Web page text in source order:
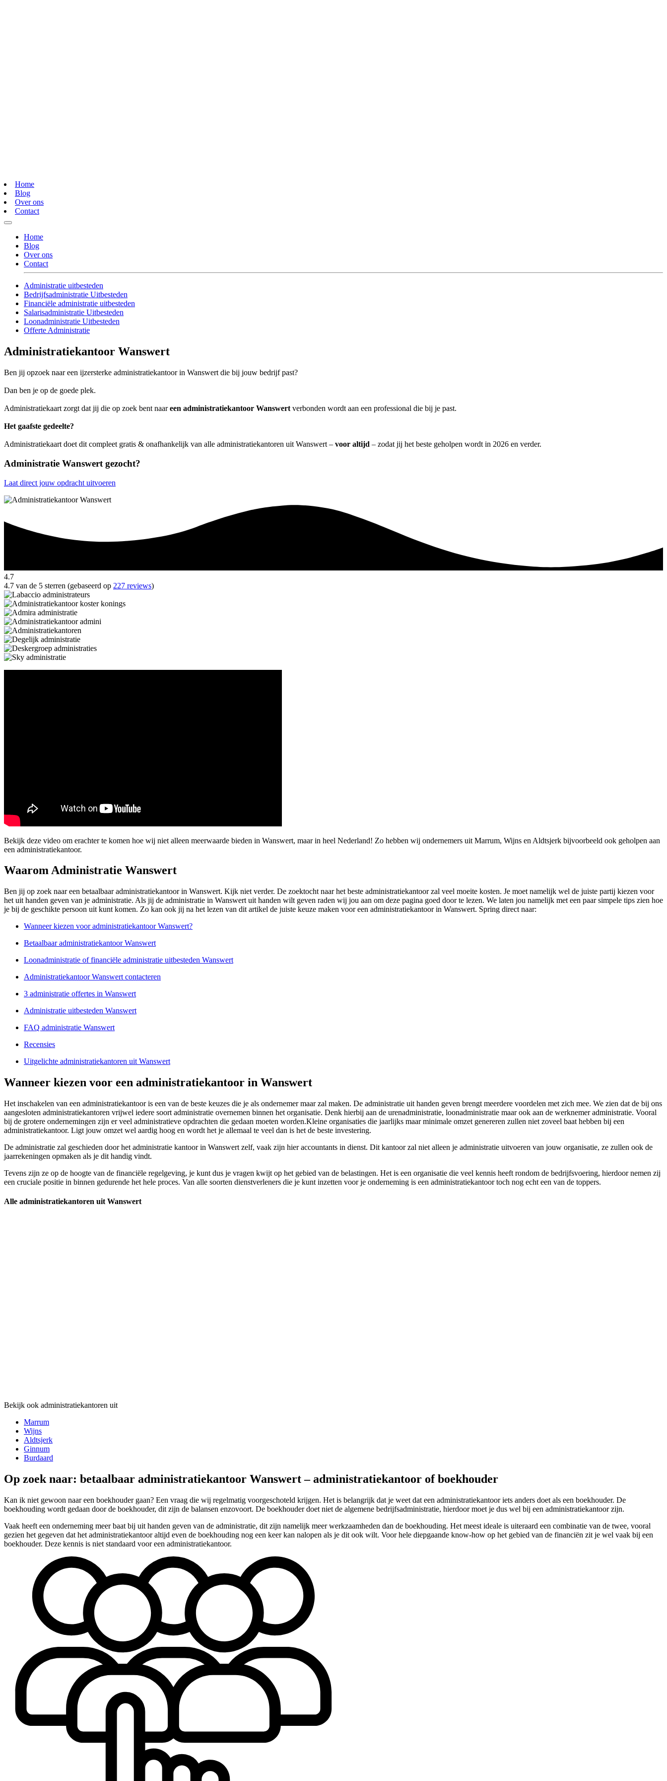
Home
Blog
Over ons
Contact
Home
Blog
Over ons
Contact
Administratie uitbesteden
Bedrijfsadministratie Uitbesteden
Financiële administratie uitbesteden
Salarisadministratie Uitbesteden
Loonadministratie Uitbesteden
Offerte Administratie
Administratiekantoor Wanswert
Ben jij opzoek naar een ijzersterke administratiekantoor in Wanswert die bij jouw bedrijf past?
Dan ben je op de goede plek.
Administratiekaart zorgt dat jij die op zoek bent naareen administratiekantoor Wanswert verbonden wordt aan een professional die bij je past.
Het gaafste gedeelte?
Administratiekaart doet dit compleet gratis & onafhankelijk van alle administratiekantoren uit Wanswert – voor altijd – zodat jij het beste geholpen wordt in 2026 en verder.
Administratie Wanswert gezocht?
Laat direct jouw opdracht uitvoeren
4.7
4.7 van de 5 sterren (gebaseerd op 227 reviews)
Bekijk deze video om erachter te komen hoe wij niet alleen meerwaarde bieden in Wanswert, maar in heel Nederland! Zo hebben wij ondernemers uit Marrum, Wijns en Aldtsjerk bijvoorbeeld ook geholpen aan
een administratiekantoor.
Waarom Administratie Wanswert
Ben jij op zoek naar een betaalbaar administratiekantoor in Wanswert. Kijk niet verder. De zoektocht naar het beste administratiekantoor zal veel moeite kosten. Je moet namelijk wel de juiste partij kiezen voor
het uit handen geven van je administratie. Als jij de administratie in Wanswert uit handen wilt geven raden wij jou aan om deze pagina goed door te lezen. We laten jou namelijk met een paar simpele tips zien hoe
je bij de geschikte persoon uit kunt komen. Zo kan ook jij na het lezen van dit artikel de juiste keuze maken voor een administratiekantoor in Wanswert. Spring direct naar:
Wanneer kiezen voor administratiekantoor Wanswert?
Betaalbaar administratiekantoor Wanswert
Loonadministratie of financiële administratie uitbesteden Wanswert
Administratiekantoor Wanswert contacteren
3 administratie offertes in Wanswert
Administratie uitbesteden Wanswert
FAQ administratie Wanswert
Recensies
Uitgelichte administratiekantoren uit Wanswert
Wanneer kiezen voor een administratiekantoor in Wanswert
Het inschakelen van een administratiekantoor is een van de beste keuzes die je als ondernemer maar zal maken. De administratie uit handen geven brengt meerdere voordelen met zich mee. We zien dat de bij ons
aangesloten administratiekantoren vrijwel iedere soort administratie overnemen binnen het organisatie. Denk hierbij aan de urenadministratie, loonadministratie maar ook aan de werknemer administratie. Vooral
bij de grotere ondernemingen zijn er veel administratieve opdrachten die gedaan moeten worden.Kleine organisaties die jaarlijks maar minimale omzet genereren zullen niet zoveel baat hebben bij een
administratiekantoor. Ligt jouw omzet wel aardig hoog en wordt het je allemaal te veel dan is het de beste investering.
De administratie zal geschieden door het administratie kantoor in Wanswert zelf, vaak zijn hier accountants in dienst. Dit kantoor zal niet alleen je administratie uitvoeren van jouw organisatie, ze zullen ook de
jaarrekeningen opmaken als je dit handig vindt.
Tevens zijn ze op de hoogte van de financiële regelgeving, je kunt dus je vragen kwijt op het gebied van de belastingen. Het is een organisatie die veel kennis heeft rondom de bedrijfsvoering, hierdoor nemen zij
een cruciale positie in binnen gedurende het hele proces. Van alle soorten dienstverleners die je kunt inzetten voor je onderneming is een administratiekantoor toch nog echt een van de toppers.
Alle administratiekantoren uit Wanswert
Bekijk ook administratiekantoren uit
Marrum
Wijns
Aldtsjerk
Ginnum
Burdaard
Op zoek naar: betaalbaar administratiekantoor Wanswert – administratiekantoor of boekhouder
Kan ik niet gewoon naar een boekhouder gaan? Een vraag die wij regelmatig voorgeschoteld krijgen. Het is belangrijk dat je weet dat een administratiekantoor iets anders doet als een boekhouder. De
boekhouding wordt gedaan door de boekhouder, dit zijn de balansen enzovoort. De boekhouder doet niet de algemene bedrijfsadministratie, hierdoor moet je dus wel bij een administratiekantoor zijn.
Vaak heeft een onderneming meer baat bij uit handen geven van de administratie, dit zijn namelijk meer werkzaamheden dan de boekhouding. Het meest ideale is uiteraard een combinatie van de twee, vooral
gezien het gegeven dat het administratiekantoor altijd even de boekhouding nog een keer kan nalopen als je dit ook wilt. Voor hele diepgaande know-how op het gebied van de financiën zit je wel vaak bij een
boekhouder. Deze kennis is niet standaard voor een administratiekantoor.